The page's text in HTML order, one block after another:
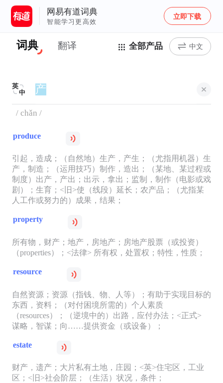
网易有道词典
智能学习更高效
立即下载
词典 翻译 全部产品 中文
英
中
/ chǎn /
produce
引起，造成；（自然地）生产，产生；（尤指用机器）生
产，制造；（运用技巧）制作，造出；（某地、某过程或
制度）出产，产出；出示，拿出；监制，制作（电影或戏
剧）；生育；<旧>使（线段）延长；农产品；（尤指某
人工作或努力的）成果，结果；
property
所有物，财产；地产，房地产；房地产股票（或投资）
（properties）；<法律> 所有权，处置权；特性，性质；
resource
自然资源；资源（指钱、物、人等）；有助于实现目标的
东西，资料；（对付困境所需的）个人素质
（resources）；（逆境中的）出路，应付办法；<正式>
谋略，智谋；向……提供资金（或设备）；
estate
财产，遗产；大片私有土地，庄园；<英>住宅区，工业
区；<旧>社会阶层；（生活）状况，条件；